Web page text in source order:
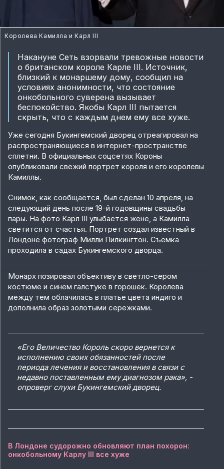
Королева Камилла и Карл III
Накануне Сеть взорвали тревожные новости
о британском короле Карле III. Источник,
близкий к монаршему дому, сообщил на
условиях анонимности, что состояние
онкобольного суверена вызывает
беспокойство. Якобы Карл III пытается
скрыть, что с каждым днем ему все хуже.
Уже сегодня Букингемский дворец отреагировал на
распространяющиеся в интернет-пространстве
сплетни. В официальных соцсетях Короны
опубликовали свежий портрет короля и его королевы
Камиллы.
Снимок, как сообщается, был сделан 10 апреля, на
следующий день после 19-й годовщины свадьбы
пары. На фото Карл III улыбается жене, а Камилла
светится от счастья. Портрет создал известный в
Лондоне фотограф Милли Пилкингтон. Съемка
проходила в садах Букингемского дворца.
Монарх позировал объективу в светло-сером
костюме и синем галстуке в горошек. Королева
между тем облачилась в платье цвета индиго и
дополнила образ золотыми сережками.
«Его Величество Король скоро вернется к
исполнению своих обязанностей после
периода лечения и восстановления в связи с
недавно поставленным ему диагнозом рака», -
опроверг слухи Букингемский дворец.
В Лондоне судорожно обновляют план похорон:
онкобольному Карлу III все хуже